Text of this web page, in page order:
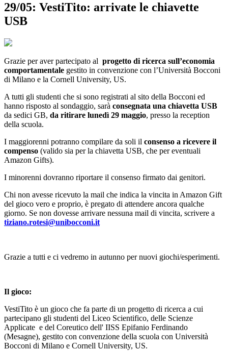
29/05: VestiTito: arrivate le chiavette
USB
Grazie per aver partecipato al progetto di ricerca sull’economia
comportamentale gestito in convenzione con l’Università Bocconi
di Milano e la Cornell University, US.
A tutti gli studenti che si sono registrati al sito della Bocconi ed
hanno risposto al sondaggio, sarà consegnata una chiavetta USB
da sedici GB, da ritirare lunedì 29 maggio, presso la reception
della scuola.
I maggiorenni potranno compilare da soli il consenso a ricevere il
compenso (valido sia per la chiavetta USB, che per eventuali
Amazon Gifts).
I minorenni dovranno riportare il consenso firmato dai genitori.
Chi non avesse ricevuto la mail che indica la vincita in Amazon Gift
del gioco vero e proprio, è pregato di attendere ancora qualche
giorno. Se non dovesse arrivare nessuna mail di vincita, scrivere a
tiziano.rotesi@unibocconi.it
Grazie a tutti e ci vedremo in autunno per nuovi giochi/esperimenti.
Il gioco:
VestiTito è un gioco che fa parte di un progetto di ricerca a cui
partecipano gli studenti del Liceo Scientifico, delle Scienze
Applicate e del Coreutico dell' IISS Epifanio Ferdinando
(Mesagne), gestito con convenzione della scuola con Università
Bocconi di Milano e Cornell University, US.